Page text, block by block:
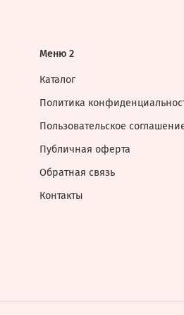
Меню 2
Каталог
Политика
Пользовательское
Публичная оферта
Обратная связь
Контакты